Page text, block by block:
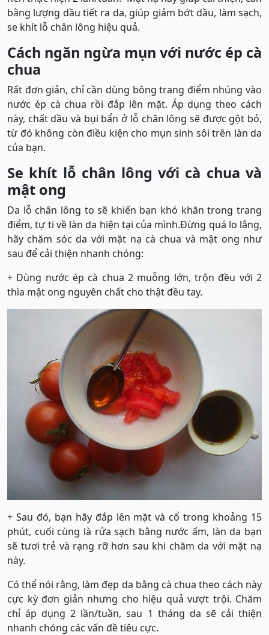
bằng lượng dầu tiết ra da, giúp giảm bớt dầu, làm sạch,
se khít lỗ chân lông hiệu quả.
Cách ngăn ngừa mụn với nước ép cà
chua
Rất đơn giản, chỉ cần dùng bông trang điểm nhúng vào
nước ép cà chua rồi đắp lên mặt. Áp dụng theo cách
này, chất dầu và bụi bẩn ở lỗ chân lông sẽ được gột bỏ,
từ đó không còn điều kiện cho mụn sinh sôi trên làn da
của bạn.
Se khít lỗ chân lông với cà chua và
mật ong
Da lỗ chân lông to sẽ khiến bạn khó khăn trong trang
điểm, tự ti về làn da hiện tại của mình.Đừng quá lo lắng,
hãy chăm sóc da với mặt nạ cà chua và mật ong như
sau để cải thiện nhanh chóng:
+ Dùng nước ép cà chua 2 muỗng lớn, trộn đều với 2
thìa mật ong nguyên chất cho thật đều tay.
+ Sau đó, bạn hãy đắp lên mặt và cổ trong khoảng 15
phút, cuối cùng là rửa sạch bằng nước ấm, làn da bạn
sẽ tươi trẻ và rạng rỡ hơn sau khi chăm da với mặt nạ
này.
Có thể nói rằng, làm đẹp da bằng cà chua theo cách này
cực kỳ đơn giản nhưng cho hiệu quả vượt trội. Chăm
chỉ áp dụng 2 lần/tuần, sau 1 tháng da sẽ cải thiện
nhanh chóng các vấn đề tiêu cực.